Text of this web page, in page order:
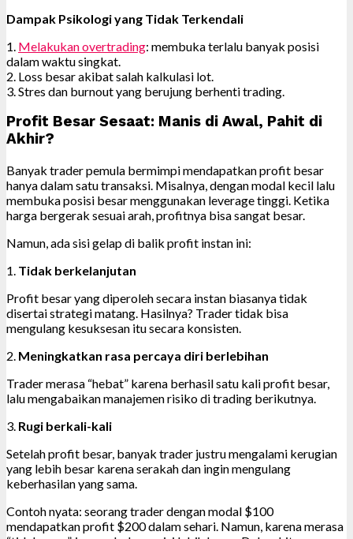
Dampak Psikologi yang Tidak Terkendali
1. Melakukan overtrading: membuka terlalu banyak posisi
dalam waktu singkat.
2. Loss besar akibat salah kalkulasi lot.
3. Stres dan burnout yang berujung berhenti trading.
Profit Besar Sesaat: Manis di Awal, Pahit di
Akhir?
Banyak trader pemula bermimpi mendapatkan profit besar
hanya dalam satu transaksi. Misalnya, dengan modal kecil lalu
membuka posisi besar menggunakan leverage tinggi. Ketika
harga bergerak sesuai arah, profitnya bisa sangat besar.
Namun, ada sisi gelap di balik profit instan ini:
1. Tidak berkelanjutan
Profit besar yang diperoleh secara instan biasanya tidak
disertai strategi matang. Hasilnya? Trader tidak bisa
mengulang kesuksesan itu secara konsisten.
2. Meningkatkan rasa percaya diri berlebihan
Trader merasa “hebat” karena berhasil satu kali profit besar,
lalu mengabaikan manajemen risiko di trading berikutnya.
3. Rugi berkali-kali
Setelah profit besar, banyak trader justru mengalami kerugian
yang lebih besar karena serakah dan ingin mengulang
keberhasilan yang sama.
Contoh nyata: seorang trader dengan modal $100
mendapatkan profit $200 dalam sehari. Namun, karena merasa